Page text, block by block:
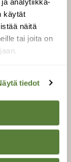
käytät
näitä
tai joita on
tiedot
Luonto
juttua
-lehden
Suomen